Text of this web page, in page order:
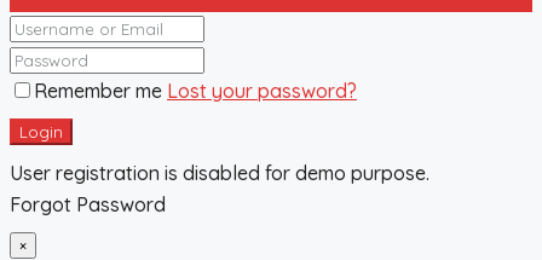
Remember me Lost your password?
Login
User registration is disabled for demo purpose.
Forgot Password
×